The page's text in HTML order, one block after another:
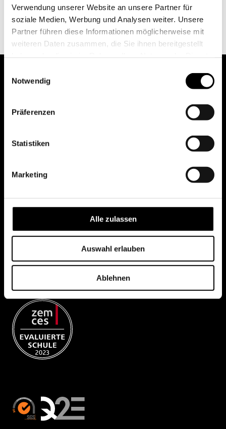
Verwendung unserer Website an unsere Partner für
soziale Medien, Werbung und Analysen weiter. Unsere
Partner führen diese Informationen möglicherweise mit
weiteren Daten zusammen, die Sie ihnen bereitgestellt
Notwendig
Präferenzen
Statistiken
Marketing
Alle zulassen
Auswahl erlauben
Ablehnen